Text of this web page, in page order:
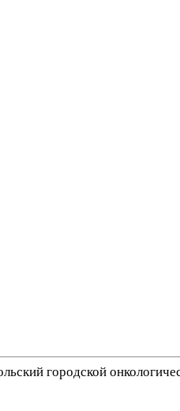
городской